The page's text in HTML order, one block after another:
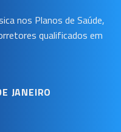
nos Planos de Saúde,
qualificados em
JANEIRO